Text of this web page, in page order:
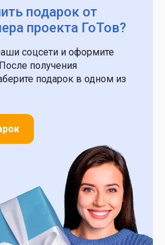
подарок от
проекта ГоТов?
соцсети и оформите
получения
подарок в одном из